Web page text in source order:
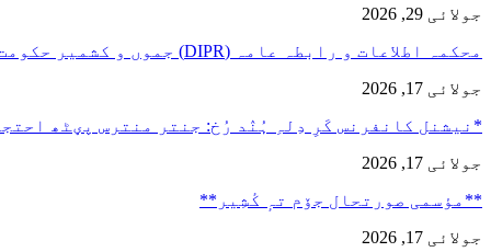
جولائی 29, 2026
محکمہ اطلاعات و رابطہ عامہ (DIPR) جموں و کشمیر حکومت طرفہ…
جولائی 17, 2026
*نیشنل کانفرنس کَرِ دِلہِ ہُنٛد رُخ: جنتر منترس پؠٹھ
جولائی 17, 2026
**مؤسمی صورتحال جۆم تہٕ کٔشِیر**
جولائی 17, 2026